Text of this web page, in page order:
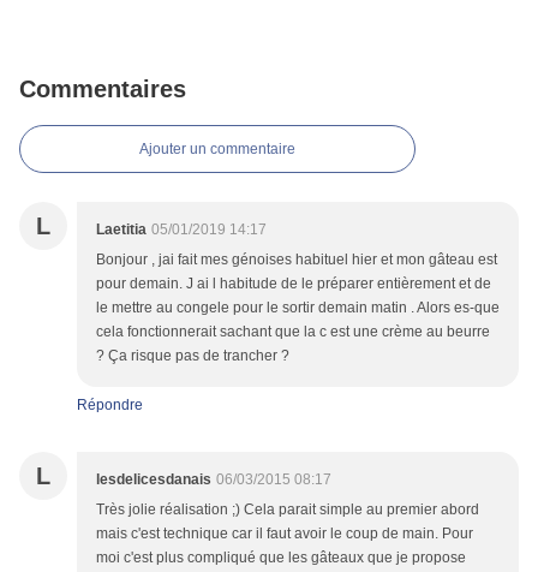
Commentaires
Ajouter un commentaire
L Laetitia 05/01/2019 14:17
Bonjour , jai fait mes génoises habituel hier et mon gâteau est
pour demain. J ai l habitude de le préparer entièrement et de
le mettre au congele pour le sortir demain matin . Alors es-que
cela fonctionnerait sachant que la c est une crème au beurre
? Ça risque pas de trancher ?
Répondre
L lesdelicesdanais 06/03/2015 08:17
Très jolie réalisation ;) Cela parait simple au premier abord
mais c'est technique car il faut avoir le coup de main. Pour
moi c'est plus compliqué que les gâteaux que je propose